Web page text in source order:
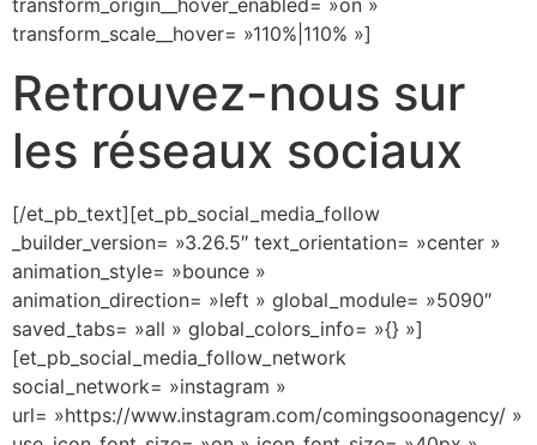
transform_scale__hover= »110%|110% »]
Retrouvez-nous sur
les réseaux sociaux
[/et_pb_text][et_pb_social_media_follow
_builder_version= »3.26.5″ text_orientation= »center »
animation_style= »bounce »
animation_direction= »left » global_module= »5090″
saved_tabs= »all » global_colors_info= »{} »]
[et_pb_social_media_follow_network
social_network= »instagram »
url= »https://www.instagram.com/comingsoonagency/ »